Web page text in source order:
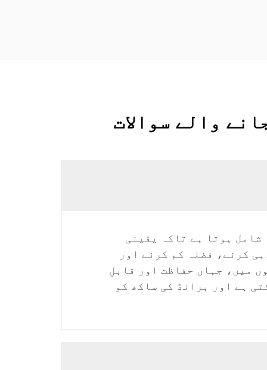
والے سوالات
ہوتا ہے تاکہ یقینی
کرنے، فضلہ کم کرنے اور
میں، جہاں حفاظت اور قابلِ
ہے اور برانڈ کی ساکھ کو